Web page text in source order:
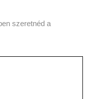
szeretnéd a